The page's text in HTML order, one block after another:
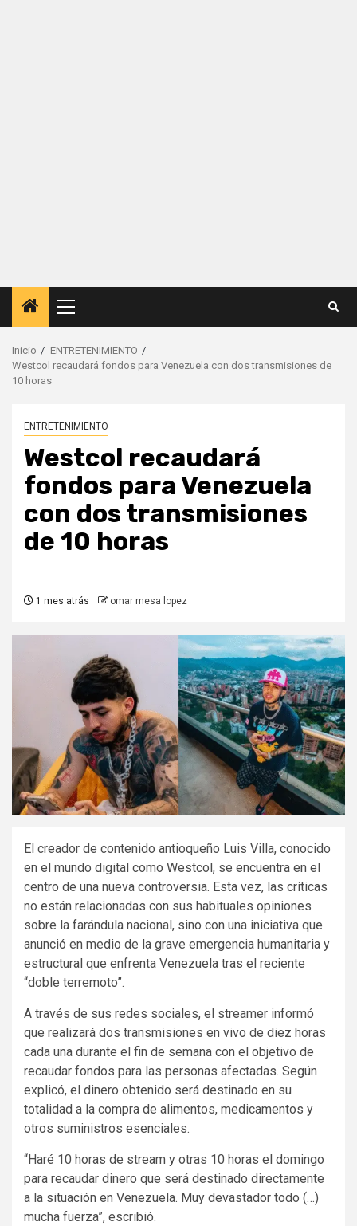
Menú
principal
Inicio
ENTRETENIMIENTO
Westcol recaudará fondos para Venezuela con dos transmisiones de
10 horas
ENTRETENIMIENTO
Westcol recaudará
fondos para Venezuela
con dos transmisiones
de 10 horas
1 mes atrás omar mesa lopez
El creador de contenido antioqueño Luis Villa, conocido
en el mundo digital como Westcol, se encuentra en el
centro de una nueva controversia. Esta vez, las críticas
no están relacionadas con sus habituales opiniones
sobre la farándula nacional, sino con una iniciativa que
anunció en medio de la grave emergencia humanitaria y
estructural que enfrenta Venezuela tras el reciente
“doble terremoto”.
A través de sus redes sociales, el streamer informó
que realizará dos transmisiones en vivo de diez horas
cada una durante el fin de semana con el objetivo de
recaudar fondos para las personas afectadas. Según
explicó, el dinero obtenido será destinado en su
totalidad a la compra de alimentos, medicamentos y
otros suministros esenciales.
“Haré 10 horas de stream y otras 10 horas el domingo
para recaudar dinero que será destinado directamente
a la situación en Venezuela. Muy devastador todo (…)
mucha fuerza”, escribió.